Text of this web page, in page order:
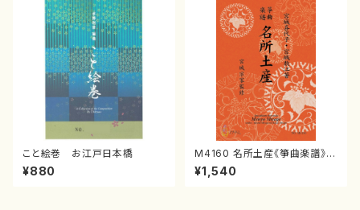
こと絵巻 お江戸日本橋
¥880
M4160 名所土産《箏曲楽譜》
（箏/宮城喜代子・宮城数江著・
宮城宗家監修/箏曲古典楽譜）
¥1,540